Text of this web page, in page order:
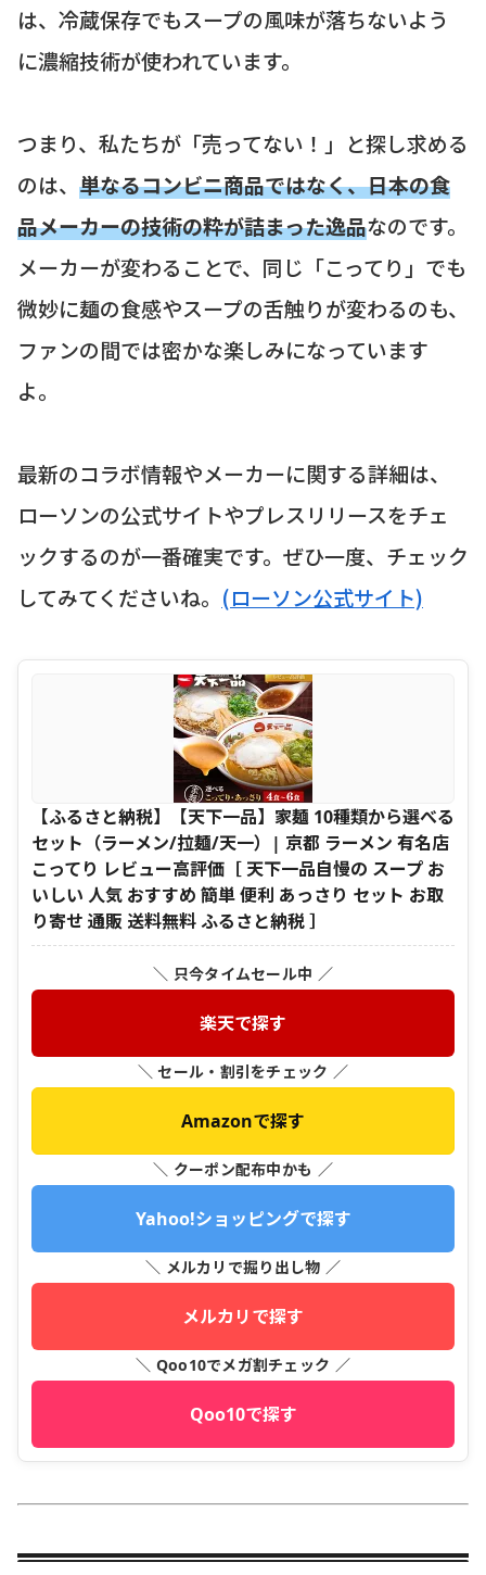
は、冷蔵保存でもスープの風味が落ちないよう
に濃縮技術が使われています。
つまり、私たちが「売ってない！」と探し求める
のは、 単なるコンビニ商品ではなく、日本の食
品メーカーの技術の粋が詰まった逸品なのです。
メーカーが変わることで、同じ「こってり」でも
微妙に麺の食感やスープの舌触りが変わるのも、
ファンの間では密かな楽しみになっています
よ。
最新のコラボ情報やメーカーに関する詳細は、
ローソンの公式サイトやプレスリリースをチェ
ックするのが一番確実です。ぜひ一度、チェック
してみてくださいね。 (ローソン公式サイト)
【ふるさと納税】【天下一品】家麺 10種類から選べる
セット（ラーメン/拉麺/天一）| 京都 ラーメン 有名店
こってり レビュー高評価［ 天下一品自慢の スープ お
いしい 人気 おすすめ 簡単 便利 あっさり セット お取
り寄せ 通販 送料無料 ふるさと納税 ］
＼ 只今タイムセール中 ／
楽天で探す
＼ セール・割引をチェック ／
Amazonで探す
＼ クーポン配布中かも ／
Yahoo!ショッピングで探す
＼ メルカリで掘り出し物 ／
メルカリで探す
＼ Qoo10でメガ割チェック ／
Qoo10で探す